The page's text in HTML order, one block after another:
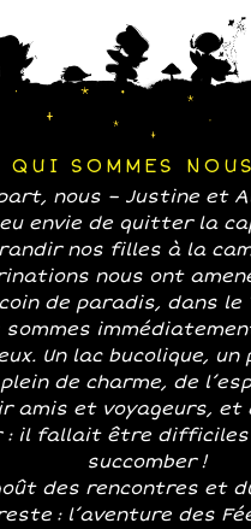
QUI SOMMES
nous – Justine et
envie de quitter la
nos filles à la
nous ont
de paradis, dans le
sommes
Un lac bucolique,
de charme, de
amis et voyageurs, et
: il fallait être difficiles
succomber !
des rencontres et
: l’aventure des